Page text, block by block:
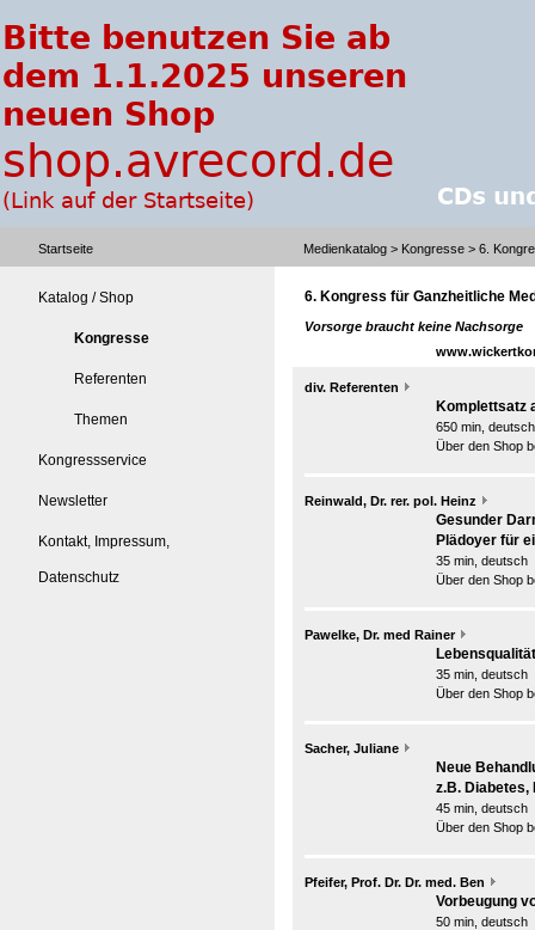
Startseite Medienkatalog > Kongresse > 6.
Katalog / Shop
Kongresse
Referenten
Themen
Kongressservice
Newsletter
Kontakt, Impressum,
Datenschutz
6. Kongress für Ganzheitliche
Vorsorge braucht keine Nachsorge
div. Referenten
Komplettsatz
650 min, deutsch
Über den Shop
Reinwald, Dr. rer. pol. Heinz
Gesunder
Plädoyer für
35 min, deutsch
Über den Shop
Pawelke, Dr. med Rainer
35 min, deutsch
Über den Shop
Sacher, Juliane
Neue
z.B. Diabetes,
45 min, deutsch
Über den Shop
Pfeifer, Prof. Dr. Dr. med. Ben
Vorbeugung
50 min, deutsch